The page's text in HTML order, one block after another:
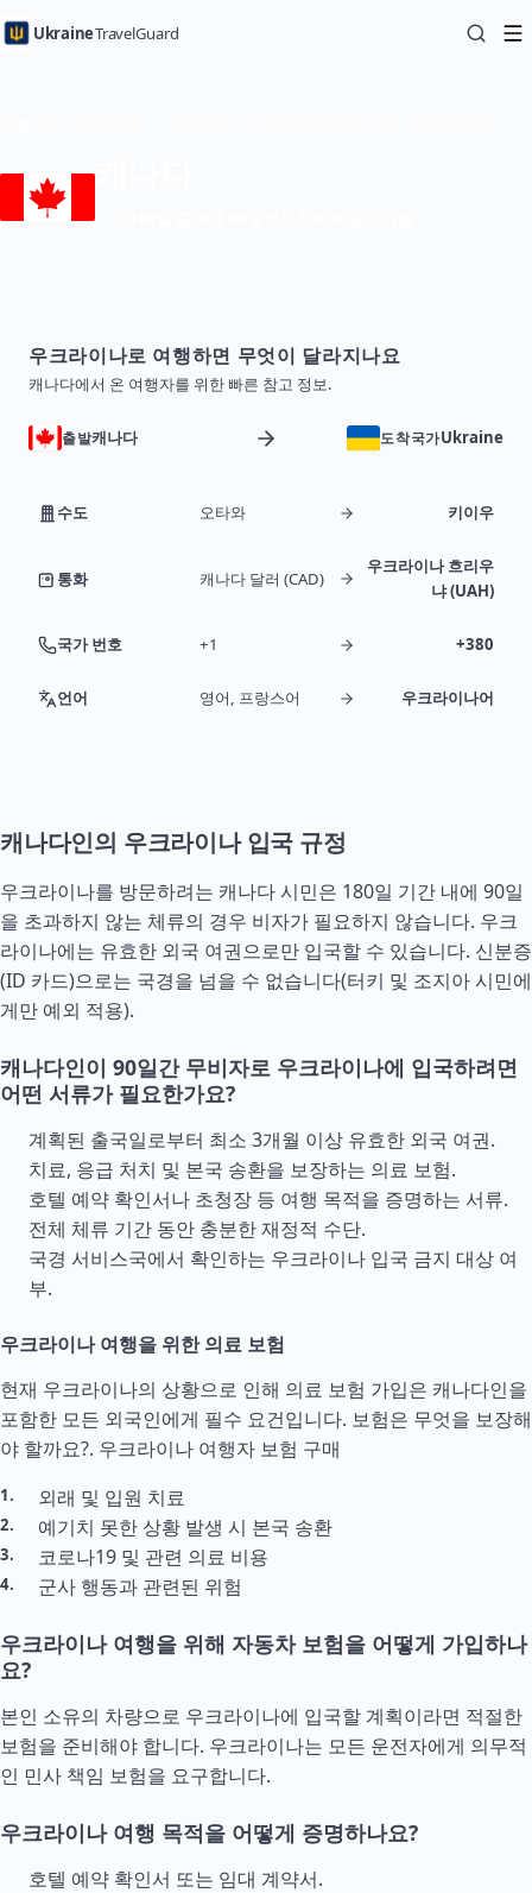
UkraineTravelGuard
우크라이나로 여행하면 무엇이 달라지나요
캐나다에서 온 여행자를 위한 빠른 참고 정보.
출발캐나다 도착국가Ukraine
수도 오타와 키이우
통화 캐나다 달러 (CAD)
우크라이나 흐리우
냐 (UAH)
국가 번호 +1 +380
언어 영어, 프랑스어 우크라이나어
캐나다인의 우크라이나 입국 규정
우크라이나를 방문하려는 캐나다 시민은 180일 기간 내에 90일
을 초과하지 않는 체류의 경우 비자가 필요하지 않습니다. 우크
라이나에는 유효한 외국 여권으로만 입국할 수 있습니다. 신분증
(ID 카드)으로는 국경을 넘을 수 없습니다(터키 및 조지아시민에
게만 예외 적용).
캐나다인이 90일간 무비자로 우크라이나에 입국하려면
어떤 서류가 필요한가요?
계획된 출국일로부터 최소 3개월 이상 유효한 외국 여권.
치료, 응급 처치 및 본국 송환을 보장하는 의료 보험.
호텔 예약 확인서나 초청장 등 여행 목적을 증명하는 서류.
전체 체류 기간 동안 충분한 재정적 수단.
국경 서비스국에서 확인하는 우크라이나 입국 금지 대상 여
부.
우크라이나 여행을 위한 의료 보험
현재 우크라이나의 상황으로 인해 의료 보험 가입은 캐나다인을
포함한 모든 외국인에게 필수 요건입니다. 보험은 무엇을 보장해
야 할까요?. 우크라이나 여행자 보험 구매
외래 및 입원 치료
예기치 못한 상황 발생 시 본국 송환
코로나19 및 관련 의료 비용
군사 행동과 관련된 위험
우크라이나 여행을 위해 자동차 보험을 어떻게 가입하나
요?
본인 소유의 차량으로 우크라이나에 입국할 계획이라면 적절한
보험을 준비해야 합니다. 우크라이나는 모든 운전자에게 의무적
인 민사 책임 보험을 요구합니다.
우크라이나 여행 목적을 어떻게 증명하나요?
호텔 예약 확인서 또는 임대 계약서.